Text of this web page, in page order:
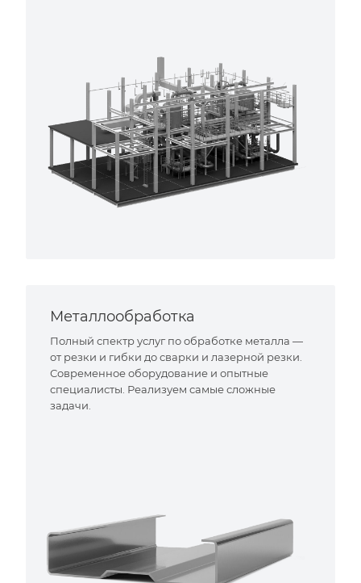
Металлообработка
Полный спектр услуг по обработке металла —
от резки и гибки до сварки и лазерной резки.
Современное оборудование и опытные
специалисты. Реализуем самые сложные
задачи.